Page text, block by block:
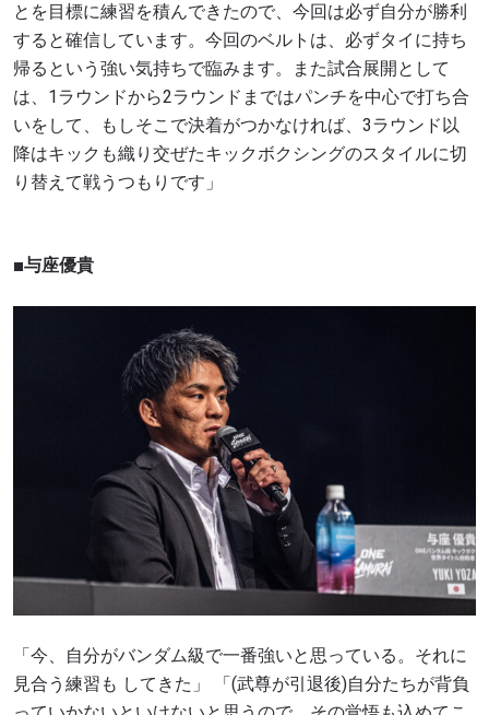
とを目標に練習を積んできたので、今回は必ず自分が勝利
すると確信しています。今回のベルトは、必ずタイに持ち
帰るという強い気持ちで臨みます。また試合展開として
は、1ラウンドから2ラウンドまではパンチを中心で打ち合
いをして、もしそこで決着がつかなければ、3ラウンド以
降はキックも織り交ぜたキックボクシングのスタイルに切
り替えて戦うつもりです」
■与座優貴
「今、自分がバンダム級で一番強いと思っている。それに
見合う練習も してきた」 「(武尊が引退後)自分たちが背負